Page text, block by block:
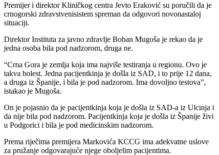
Premijer i direktor Kliničkog centra Jevto Eraković su poručili da je
crnogorski zdravstvenisistem spreman da odgovori novonastaloj
situaciji.
Direktor Instituta za javno zdravlje Boban Mugoša je rekao da je
jedna osoba bila pod nadzorom, druga ne.
“Crna Gora je zemlja koja ima najviše testiranja u regionu. Ovo je
takva bolest. Jedna pacijentkinja je došla iz SAD, i to prije 12 dana,
a druga iz Španije, i bila je pod nadzorom. Ima dovoljno testova”,
istakao je Mugoša.
On je pojasnio da je pacijentkinja koja je došla iz SAD-a iz Ulcinja i
da nije bila pod nadzorom. Pacijentkinja koja je došla iz Španije živi
u Podgorici i bila je pod medicinskim nadzorom.
Prema riječima premijera Markovića KCCG ima adekvatne uslove
za pružanje odgovarajuće njege oboljelim pacijentima.